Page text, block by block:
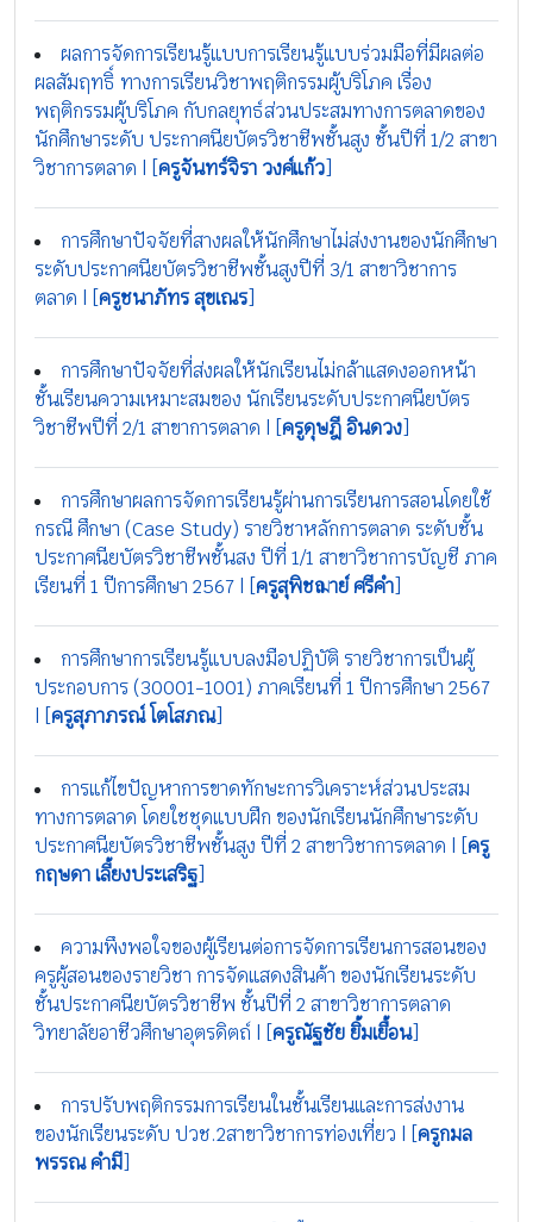
ผลการจัดการเรียนรู้แบบการเรียนรู้แบบร่วมมือที่มีผลต่อ
ผลสัมฤทธิ์ ทางการเรียนวิชาพฤติกรรมผู้บริโภค เรื่อง
พฤติกรรมผู้บริโภค กับกลยุทธ์ส่วนประสมทางการตลาดของ
นักศึกษาระดับ ประกาศนียบัตรวิชาชีพชั้นสูง ชั้นปีที่ 1/2 สาขา
วิชาการตลาด | [ ครูจันทร์จิรา วงศ์แก้ว
การศึกษาปัจจัยที่สางผลให้นักศึกษาไม่ส่งงานของนักศึกษา
ระดับประกาศนียบัตรวิชาชีพชั้นสูงปีที่ 3/1 สาขาวิชาการ
ตลาด | [ ครูชนาภัทร สุขเณร
การศึกษาปัจจัยที่ส่งผลให้นักเรียนไม่กล้าแสดงออกหน้า
ชั้นเรียนความเหมาะสมของ นักเรียนระดับประกาศนียบัตร
วิชาชีพปีที่ 2/1 สาขาการตลาด | [ ครูดุษฎี อินดวง
การศึกษาผลการจัดการเรียนรู้ผ่านการเรียนการสอนโดยใช้
กรณี ศึกษา (Case Study) รายวิชาหลักการตลาด ระดับชั้น
ประกาศนียบัตรวิชาชีพชั้นสง ปีที่ 1/1 สาขาวิชาการบัญชี ภาค
เรียนที่ 1 ปีการศึกษา 2567 | [ ครูสุพิชฌาย์ ศรีคำ
การศึกษาการเรียนรู้แบบลงมือปฏิบัติ รายวิชาการเป็นผู้
ประกอบการ (30001-1001) ภาคเรียนที่ 1 ปีการศึกษา 2567
ครูสุภาภรณ์ โตโสภณ]
การแก้ไขปัญหาการขาดทักษะการวิเคราะห์ส่วนประสม
ทางการตลาด โดยใชชุดแบบฝึก ของนักเรียนนักศึกษาระดับ
ประกาศนียบัตรวิชาชีพชั้นสูง ปีที่ 2 สาขาวิชาการตลาด | [ ครู
กฤษดา เลี้ยงประเสริฐ
ความพึงพอใจของผู้เรียนต่อการจัดการเรียนการสอนของ
ครูผู้สอนของรายวิชา การจัดแสดงสินค้า ของนักเรียนระดับ
ชั้นประกาศนียบัตรวิชาชีพ ชั้นปีที่ 2 สาขาวิชาการตลาด
วิทยาลัยอาชีวศึกษาอุตรดิตถ์ | [ ครูณัฐชัย ยิ้มเยื้อน]
การปรับพฤติกรรมการเรียนในชั้นเรียนและการส่งงาน
ของนักเรียนระดับ ปวช.2สาขาวิชาการท่องเที่ยว | [ ครูกมล
พรรณ คำมี